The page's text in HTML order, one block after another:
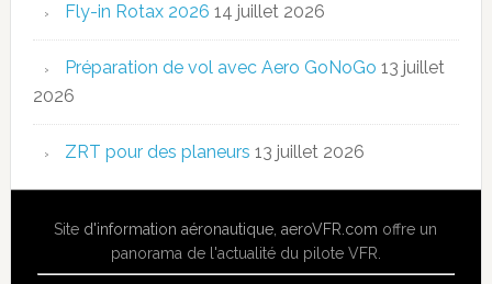
Fly-in Rotax 2026 14 juillet 2026
Préparation de vol avec Aero GoNoGo 13 juillet
2026
ZRT pour des planeurs 13 juillet 2026
Site d'information aéronautique,aeroVFR.com offre un
panorama de l'actualité du pilote VFR.